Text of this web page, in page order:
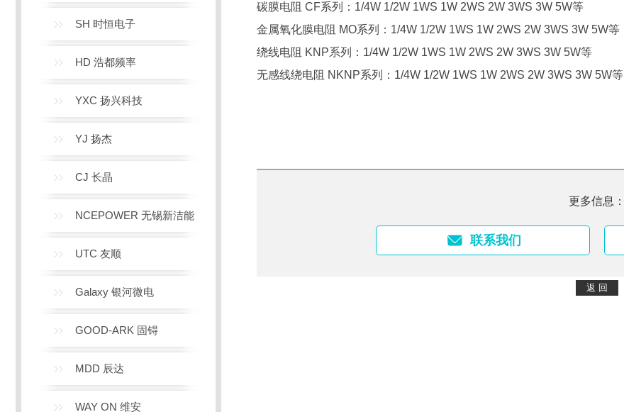
SH 时恒电子
HD 浩都频率
YXC 扬兴科技
YJ 扬杰
CJ 长晶
NCEPOWER 无锡新洁能
UTC 友顺
Galaxy 银河微电
GOOD-ARK 固锝
MDD 辰达
WAY ON 维安
碳膜电阻 CF系列：1/4W 1/2W 1WS 1W 2WS 2W 3WS 3W 5W等
金属氧化膜电阻 MO系列：1/4W 1/2W 1WS 1W 2WS 2W 3WS 3W 5W等
绕线电阻 KNP系列：1/4W 1/2W 1WS 1W 2WS 2W 3WS 3W 5W等
无感线绕电阻 NKNP系列：1/4W 1/2W 1WS 1W 2WS 2W 3WS 3W 5W等
更多信息：
联系我们